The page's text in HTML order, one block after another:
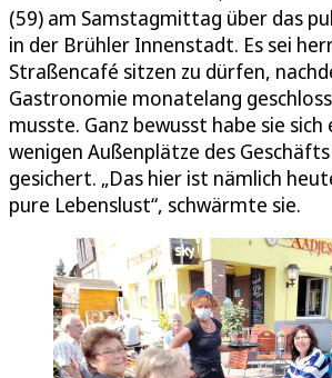
(59) am Samstagmittag über das
in der Brühler Innenstadt. Es sei
Straßencafé sitzen zu dürfen,
Gastronomie monatelang
musste. Ganz bewusst habe sie sich
wenigen Außenplätze des
gesichert. „Das hier ist nämlich
pure Lebenslust“, schwärmte sie.